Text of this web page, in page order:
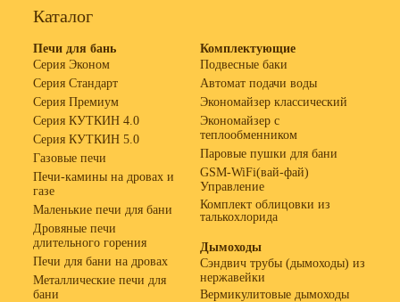
Каталог
Печи для бань
Серия Эконом
Серия Стандарт
Серия Премиум
Серия КУТКИН 4.0
Серия КУТКИН 5.0
Газовые печи
Печи-камины на дровах и
газе
Маленькие печи для бани
Дровяные печи
длительного горения
Печи для бани на дровах
Металлические печи для
бани
Комплектующие
Подвесные баки
Автомат подачи воды
Экономайзер классический
Экономайзер с
теплообменником
Паровые пушки для бани
GSM-WiFi(вай-фай)
Управление
Комплект облицовки из
талькохлорида
Дымоходы
Сэндвич трубы (дымоходы) из
нержавейки
Вермикулитовые дымоходы